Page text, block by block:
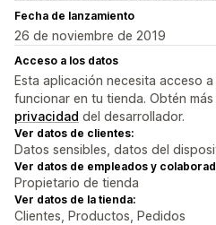
Fecha de lanzamiento
26 de noviembre de 2019
Acceso a los datos
Esta aplicación necesita acceso
funcionar en tu tienda. Obtén
privacidad del desarrollador.
Ver datos de clientes:
Datos sensibles, datos del
Ver datos de empleados y
Propietario de tienda
Ver datos de la tienda:
Clientes, Productos, Pedidos